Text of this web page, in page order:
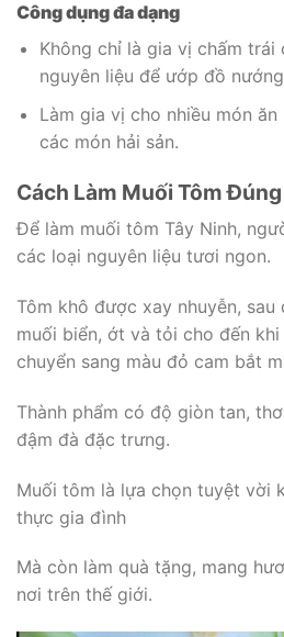
Công dụng đa dạng
Không chỉ là gia vị chấm trái
nguyên liệu để ướp đồ
Làm gia vị cho nhiều món
các món hải sản.
Cách Làm Muối Tôm
Để làm muối tôm Tây Ninh,
các loại nguyên liệu tươi ngon.
Tôm khô được xay nhuyễn,
muối biển, ớt và tỏi cho đến
chuyển sang màu đỏ cam bắt
Thành phẩm có độ giòn tan,
đậm đà đặc trưng.
Muối tôm là lựa chọn tuyệt vời
thực gia đình
Mà còn làm quà tặng, mang
nơi trên thế giới.